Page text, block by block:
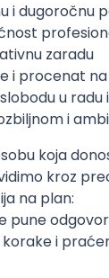
i dugoročnu
zaradu
i procenat
u
i
koja
kroz
na plan:
pune
i